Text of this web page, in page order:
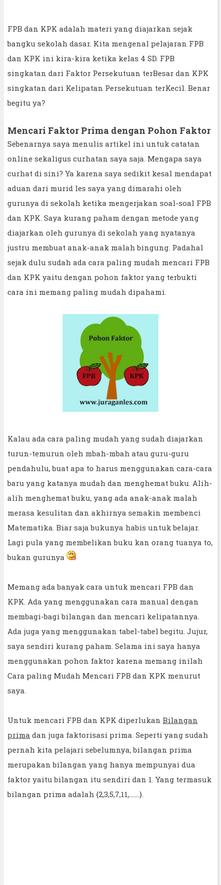
FPB dan KPK adalah materi yang diajarkan sejak
bangku sekolah dasar. Kita mengenal pelajaran FPB
dan KPK ini kira-kira ketika kelas 4 SD. FPB
singkatan dari Faktor Persekutuan terBesar dan KPK
singkatan dari Kelipatan Persekutuan terKecil. Benar
begitu ya?
Mencari Faktor Prima dengan Pohon Faktor
Sebenarnya saya menulis artikel ini untuk catatan
online sekaligus curhatan saya saja. Mengapa saya
curhat di sini? Ya karena saya sedikit kesal mendapat
aduan dari murid les saya yang dimarahi oleh
gurunya di sekolah ketika mengerjakan soal-soal FPB
dan KPK. Saya kurang paham dengan metode yang
diajarkan oleh gurunya di sekolah yang nyatanya
justru membuat anak-anak malah bingung. Padahal
sejak dulu sudah ada cara paling mudah mencari FPB
dan KPK yaitu dengan pohon faktor yang terbukti
cara ini memang paling mudah dipahami.
Kalau ada cara paling mudah yang sudah diajarkan
turun-temurun oleh mbah-mbah atau guru-guru
pendahulu, buat apa to harus menggunakan cara-cara
baru yang katanya mudah dan menghemat buku. Alih-
alih menghemat buku, yang ada anak-anak malah
merasa kesulitan dan akhirnya semakin membenci
Matematika. Biar saja bukunya habis untuk belajar.
Lagi pula yang membelikan buku kan orang tuanya to,
bukan gurunya
Memang ada banyak cara untuk mencari FPB dan
KPK. Ada yang menggunakan cara manual dengan
membagi-bagi bilangan dan mencari kelipatannya.
Ada juga yang menggunakan tabel-tabel begitu. Jujur,
saya sendiri kurang paham. Selama ini saya hanya
menggunakan pohon faktor karena memang inilah
Cara paling Mudah Mencari FPB dan KPK menurut
saya.
Untuk mencari FPB dan KPK diperlukan Bilangan
prima dan juga faktorisasi prima. Seperti yang sudah
pernah kita pelajari sebelumnya, bilangan prima
merupakan bilangan yang hanya mempunyai dua
faktor yaitu bilangan itu sendiri dan 1. Yang termasuk
bilangan prima adalah {2,3,5,7,11,.......}.